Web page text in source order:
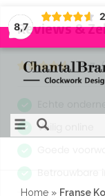
8,7
Home Franse